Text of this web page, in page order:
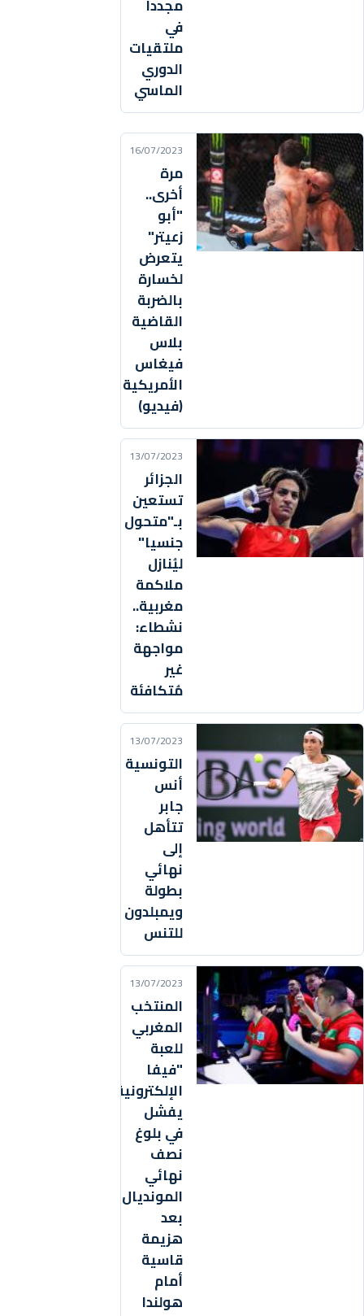
مجددا
في
ملتقيات
الدوري
الماسي
16/07/2023
مرة
أخرى..
"أبو
زعيتر"
يتعرض
لخسارة
بالضربة
القاضية
بلاس
فيغاس
الأمريكية
(فيديو)
13/07/2023
الجزائر
تستعين
بـ"متحول
جنسيا"
ليُنازل
ملاكمة
مغربية..
نشطاء:
مواجهة
غير
مُتكافئة
13/07/2023
التونسية
أنس
جابر
تتأهل
إلى
نهائي
بطولة
ويمبلدون
للتنس
13/07/2023
المنتخب
المغربي
للعبة
"فيفا
الإلكترونية"
يفشل
في بلوغ
نصف
نهائي
المونديال
بعد
هزيمة
قاسية
أمام
هولندا